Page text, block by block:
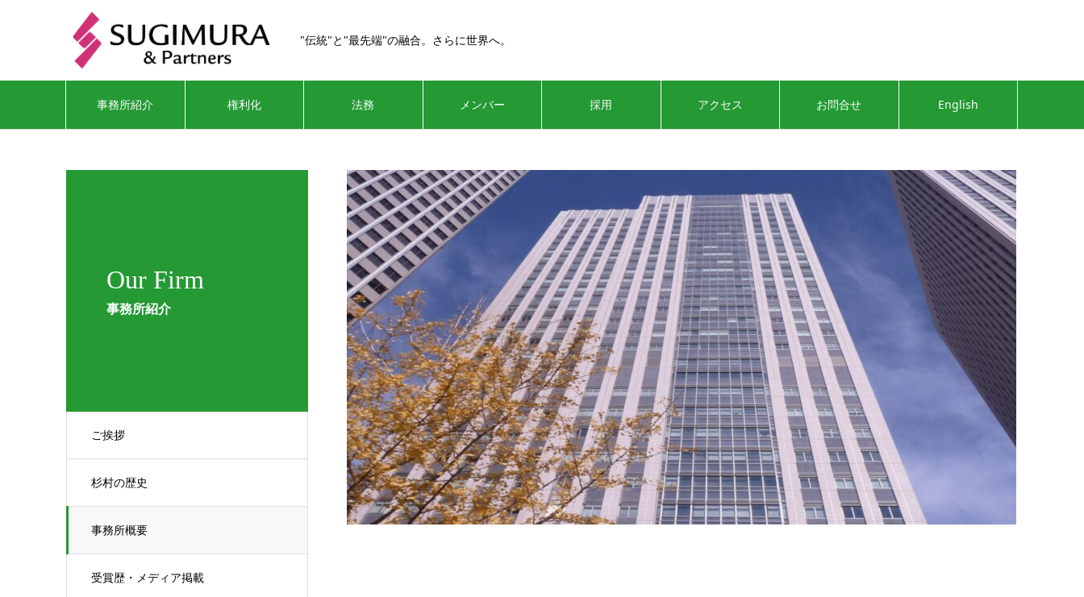
"伝統"と"最先端"の融合。さらに世界へ。
事務所紹介 権利化 法務 メンバー 採用 アクセス お問合せ English
Our Firm
事務所紹介
ご挨拶
杉村の歴史
事務所概要
受賞歴・メディア掲載